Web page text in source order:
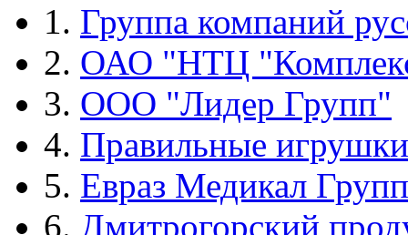
1. Группа компаний
2. ОАО "НТЦ
3. ООО "Лидер Групп"
4. Правильные игрушки
5. Евраз Медикал Групп
6. Дмитрогорский